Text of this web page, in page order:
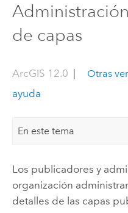
de capas
ArcGIS 12.0 Otras
ayuda
En este tema
Los publicadores y
organización
detalles de las capas